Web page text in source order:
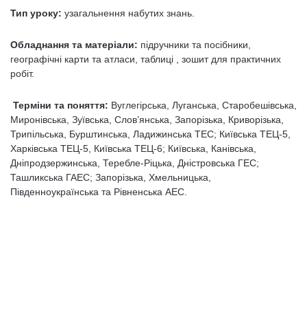
Тип уроку: узагальнення набутих знань.
Обладнання та матеріали: підручники та посібники,
географічні карти та атласи, таблиці , зошит для практичних
робіт.
Терміни та поняття: Вуглегірська, Луганська, Старобешівська,
Миронівська, Зуївська, Слов’янська, Запорізька, Криворізька,
Трипільська, Бурштинська, Ладижинська ТЕС; Київська ТЕЦ-5,
Харківська ТЕЦ-5, Київська ТЕЦ-6; Київська, Канівська,
Дніпродзержинська, Теребле-Ріцька, Дністровська ГЕС;
Ташликська ГАЕС; Запорізька, Хмельницька,
Південноукраїнська та Рівненська АЕС.